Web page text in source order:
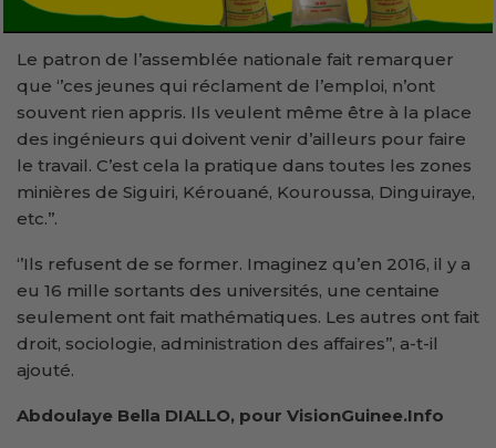
Le patron de l’assemblée nationale fait remarquer
que ‘’ces jeunes qui réclament de l’emploi, n’ont
souvent rien appris. Ils veulent même être à la place
des ingénieurs qui doivent venir d’ailleurs pour faire
le travail. C’est cela la pratique dans toutes les zones
minières de Siguiri, Kérouané, Kouroussa, Dinguiraye,
etc.’’.
‘’Ils refusent de se former. Imaginez qu’en 2016, il y a
eu 16 mille sortants des universités, une centaine
seulement ont fait mathématiques. Les autres ont fait
droit, sociologie, administration des affaires’’, a-t-il
ajouté.
Abdoulaye Bella DIALLO, pour VisionGuinee.Info